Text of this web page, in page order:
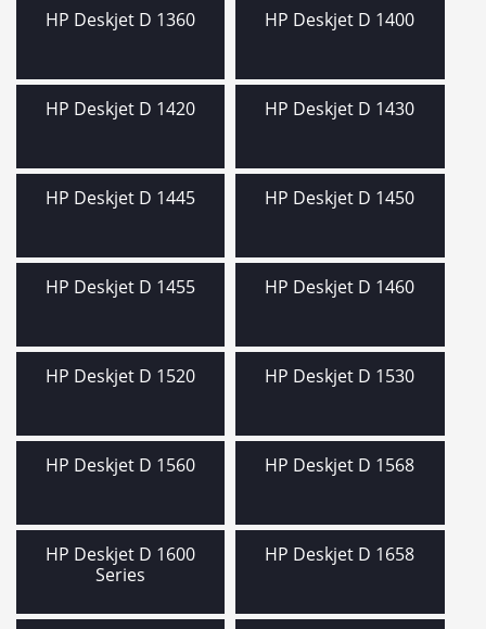
HP Deskjet D 1360 HP Deskjet D 1400
HP Deskjet D 1420 HP Deskjet D 1430
HP Deskjet D 1445 HP Deskjet D 1450
HP Deskjet D 1455 HP Deskjet D 1460
HP Deskjet D 1520 HP Deskjet D 1530
HP Deskjet D 1560 HP Deskjet D 1568
HP Deskjet D 1600
Series
HP Deskjet D 1658